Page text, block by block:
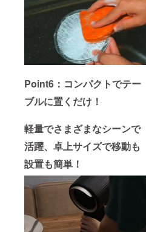
Point6：コンパクトでテー
ブルに置くだけ！
軽量でさまざまなシーンで
活躍、卓上サイズで移動も
設置も簡単！